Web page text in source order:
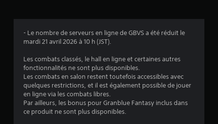
.
8
- Le nombre de serveurs en ligne de GBVS a été réduit le
mardi 21 avril 2026 à 10 h (JST).
Les combats classés, le hall en ligne et certaines autres
fonctionnalités ne sont plus disponibles.
Les combats en salon restent toutefois accessibles avec
quelques restrictions, et il est également possible de jouer
en ligne via les combats libres.
Par ailleurs, les bonus pour Granblue Fantasy inclus dans
ce produit ne sont plus disponibles.